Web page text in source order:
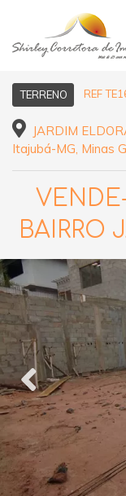
TERRENO REF
JARDIM
Itajubá-MG, Minas
BAIRRO